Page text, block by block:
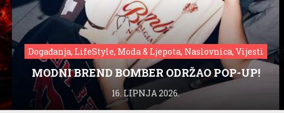
Događanja, LifeStyle, Moda & Ljepota, Naslovnica, Vijesti
MODNI BREND BOMBER ODRŽAO POP-UP!
16. LIPNJA 2026.